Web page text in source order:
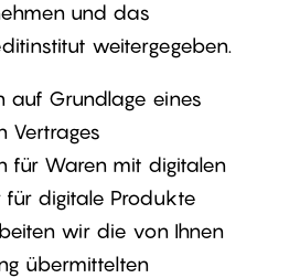
und das
weitergegeben.
auf Grundlage eines
Vertrages
für Waren mit digitalen
für digitale Produkte
wir die von Ihnen
übermittelten